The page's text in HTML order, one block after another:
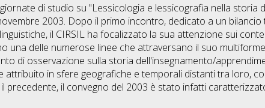
di studio su "Lessicologia e lessicografia nella storia
2003. Dopo il primo incontro, dedicato a un bilancio
il CIRSIL ha focalizzato la sua attenzione sui
una delle numerose linee che attraversano il suo
di osservazione sulla storia dell'insegnamento/
attribuito in sfere geografiche e temporali distanti tra loro,
precedente, il convegno del 2003 è stato infatti